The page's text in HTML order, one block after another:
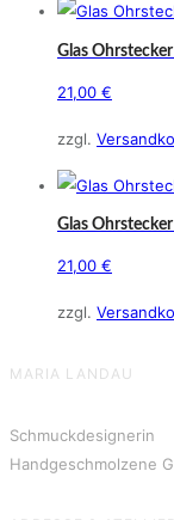
Glas
21,00 €
zzgl.
Glas
21,00 €
zzgl.
MARIA LANDAU
Schmuckdesignerin
Handgeschmolzene